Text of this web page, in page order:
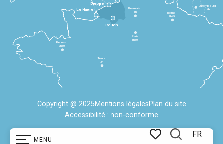
MENU
FR
Le Havre
Dieppe
Rennes
2h30
Tours
3h
Paris
1h30
Beauvais
1h
Reims
2h45
Luxembourg
4h
Rouen
Copyright @ 2025Mentions légalesPlan du site
Accessibilité : non-conforme